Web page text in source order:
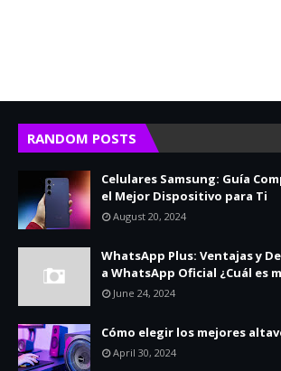
RANDOM POSTS
Celulares Samsung: Guía
el Mejor Dispositivo para Ti
August 20, 2024
WhatsApp Plus: Ventajas y
a WhatsApp Oficial ¿Cuál es
June 24, 2024
Cómo elegir los mejores
April 30, 2024